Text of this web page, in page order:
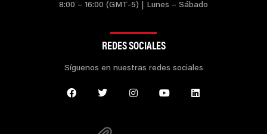
8:00 – 16:00 (GMT-5) | Lunes – Sábado
REDES SOCIALES
Síguenos en nuestras redes sociales